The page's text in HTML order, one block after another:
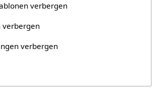
verbergen
verbergen
verbergen